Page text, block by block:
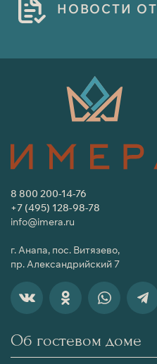
Н ОВОСТИ ОТ
8 800 200-14-76
+7 (495) 128-98-78
info@imera.ru
г. Анапа, пос. Витязево,
пр. Александрийский 7
Об гостевом доме